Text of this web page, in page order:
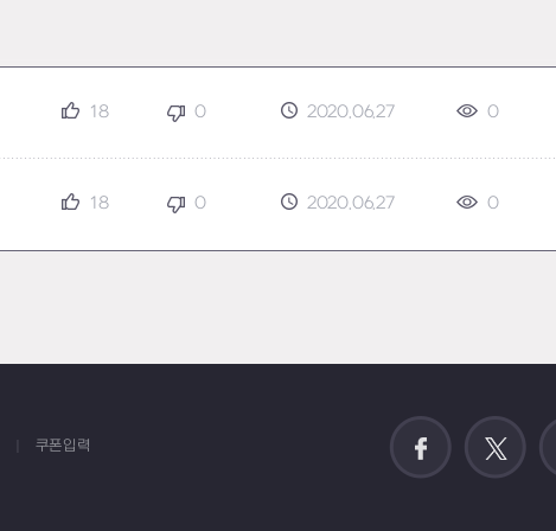
18 0 2020.06.27 0
18 0 2020.06.27 0
쿠폰입력